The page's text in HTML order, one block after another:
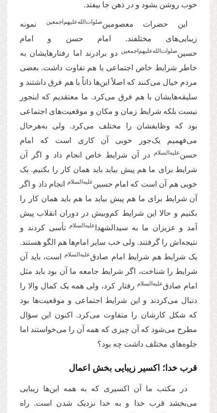
خوب روشن بشود و در ذهن جا بیفتد.
این حضرات معصومین‌صلوات‌الله‌علیهم‌اجمعین
نمونه‌
زیبایی‌های مختلفند. امام حسن و امام
حسین‌صلوات‌الله‌علیهم‌اجمعین دو برادرند اما رفتارهایشان به
خاطر شرایط خاص اجتماعی با هم تفاوت داشت. بعضی
مردم خیال می‌کنند که اصلاً این‌ها ذاتاً با هم فرق داشتند و
سلیقه‌هایشان با هم فرق می‌کرد. ما معتقدیم که اینجور
نیست بلکه شرایط زمان و مکان و موقعیت‌های اجتماعی
بود که وظایفشان را مختلف می‌کرد. ولی به‌هرحال
می‌فهمیم یک‌جور خوبی آن کاری است که امام
حسن‌علیه‌السلام
در آن شرایط خاص انجام داد و اگر آن
شرایط برای ما هم پیش بیاید باید همان کار را بکنیم. یک
خوبی‌ هم آن است که امام حسین‌علیه‌السلام
انجام داد و اگر
آن شرایط برای ما هم پیش بیاید ما هم باید همان کار را
بکنیم و حالا این شرایط کم‌وبیش در دوران انقلاب پیش
آمد و عزیزان ما به سیدالشهدا‌ علیه‌السلامتأسی کردند و
نتیجه‌اش را گرفتند. ولی خب سایر امام‌ها هم الگو هستند.
یک شرایط هم شرایط امام صادق‌علیه‌السلام
است، باید آن
شرایط را شناخت، اگر شرایط جامعه ما آن بود باید مثل
امام صادق‌علیه‌السلام رفتار کرد، ولی همه یک کمال والا را
دنبال می‌کردند و این شرایط اجتماعی و موقعیت‌ها بود
که شکل کارشان را متفاوت می‌کرد. اکنون این سؤال
مطرح می‌شود که آن چیزی که همه آن را می‌خواستند اما
جلوه‌های مختلف داشت چه بود؟
قرب خدا؛ اکسیر زیبایی بخش اعمال
در مکتب ما آن اکسیری که به همه این‌ها زیبایی
می‌بخشد قرب خدا و به خدا نزدیک شدن است. راه